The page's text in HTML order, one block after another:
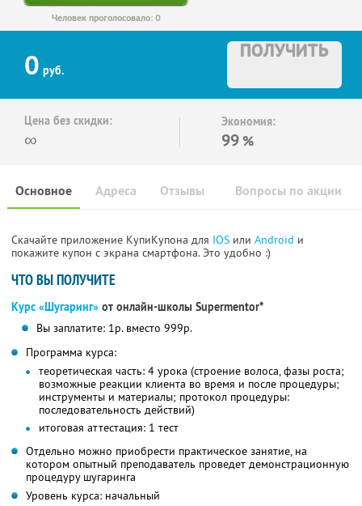
Человек проголосовало: 0
0 руб.
ПОЛУЧИТЬ
Цена без скидки:
∞
Экономия:
99 %
Основное Отзывы Вопросы по акции
Адреса
Скачайте приложение КупиКупона для IOS или Android и
покажите купон с экрана смартфона. Это удобно :)
ЧТО ВЫ ПОЛУЧИТЕ
Курс «Шугаринг» от онлайн-школы Supermentor*
Вы заплатите: 1р. вместо 999р.
Программа курса:
теоретическая часть: 4 урока (строение волоса, фазы роста;
возможные реакции клиента во время и после процедуры;
инструменты и материалы; протокол процедуры:
последовательность действий)
итоговая аттестация: 1 тест
Отдельно можно приобрести практическое занятие, на
котором опытный преподаватель проведет демонстрационную
процедуру шугаринга
Уровень курса: начальный